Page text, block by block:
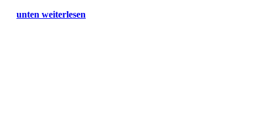
unten weiterlesen